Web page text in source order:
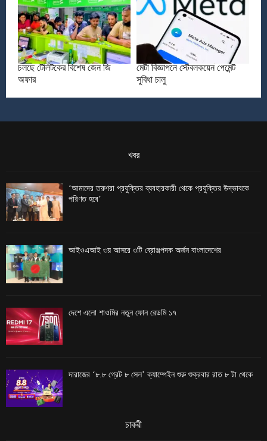
চলছে টেলিটকের বিশেষ জেন জি
অফার
মেটা বিজ্ঞাপনে স্টেবলকয়েন পেমেন্ট
সুবিধা চালু
খবর
‘আমাদের তরুণরা প্রযুক্তির ব্যবহারকারী থেকে প্রযুক্তির উদ্ভাবকে
পরিণত হবে’
আইওএআই ৩য় আসরে ৩টি ব্রোঞ্জপদক অর্জন বাংলাদেশের
দেশে এলো শাওমির নতুন ফোন রেডমি ১৭
দারাজের ‘৮.৮ গ্রেট ৮ সেল’ ক্যাম্পেইন শুরু শুক্রবার রাত ৮ টা থেকে
চাকরী